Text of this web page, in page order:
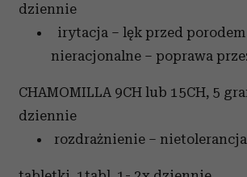
dziennie
irytacja – lęk przed
nieracjonalne – poprawa
CHAMOMILLA 9CH lub 15CH, 5
dziennie
rozdrażnienie –